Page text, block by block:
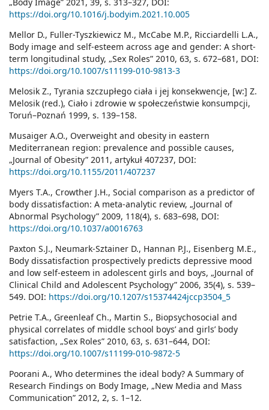
„Body Image” 2021, 39, s. 313–327, DOI:
https://doi.org/10.1016/j.bodyim.2021.10.005
Mellor D., Fuller-Tyszkiewicz M., McCabe M.P., Ricciardelli L.A.,
Body image and self-esteem across age and gender: A short-
term longitudinal study, „Sex Roles” 2010, 63, s. 672–681, DOI:
https://doi.org/10.1007/s11199-010-9813-3
Melosik Z., Tyrania szczupłego ciała i jej konsekwencje, [w:] Z.
Melosik (red.), Ciało i zdrowie w społeczeństwie konsumpcji,
Toruń–Poznań 1999, s. 139–158.
Musaiger A.O., Overweight and obesity in eastern
Mediterranean region: prevalence and possible causes,
„Journal of Obesity” 2011, artykuł 407237, DOI:
https://doi.org/10.1155/2011/407237
Myers T.A., Crowther J.H., Social comparison as a predictor of
body dissatisfaction: A meta-analytic review, „Journal of
Abnormal Psychology” 2009, 118(4), s. 683–698, DOI:
https://doi.org/10.1037/a0016763
Paxton S.J., Neumark-Sztainer D., Hannan P.J., Eisenberg M.E.,
Body dissatisfaction prospectively predicts depressive mood
and low self-esteem in adolescent girls and boys, „Journal of
Clinical Child and Adolescent Psychology” 2006, 35(4), s. 539–
549. DOI: https://doi.org/10.1207/s15374424jccp3504_5
Petrie T.A., Greenleaf Ch., Martin S., Biopsychosocial and
physical correlates of middle school boys’ and girls’ body
satisfaction, „Sex Roles” 2010, 63, s. 631–644, DOI:
https://doi.org/10.1007/s11199-010-9872-5
Poorani A., Who determines the ideal body? A Summary of
Research Findings on Body Image, „New Media and Mass
Communication” 2012, 2, s. 1–12.